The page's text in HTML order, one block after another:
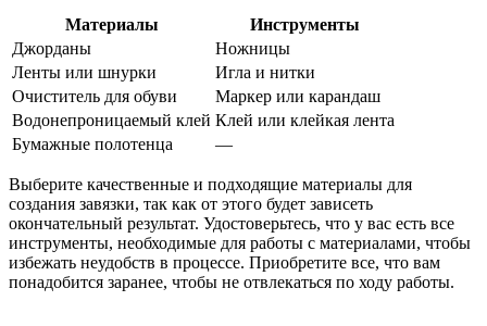
Материалы
Инструменты
Джорданы
Ножницы
Ленты или шнурки
Игла и нитки
Очиститель для обуви
Маркер или карандаш
Водонепроницаемый клей Клей или клейкая лента
Бумажные полотенца
—
Выберите качественные и подходящие материалы для
создания завязки, так как от этого будет зависеть
окончательный результат. Удостоверьтесь, что у вас есть все
инструменты, необходимые для работы с материалами, чтобы
избежать неудобств в процессе. Приобретите все, что вам
понадобится заранее, чтобы не отвлекаться по ходу работы.